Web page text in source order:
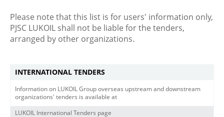
Please note that this list is for users' information only,
PJSC LUKOIL shall not be liable for the tenders,
arranged by other organizations.
INTERNATIONAL TENDERS
Information on LUKOIL Group overseas upstream and downstream
organizations' tenders is available at
LUKOIL International Tenders page